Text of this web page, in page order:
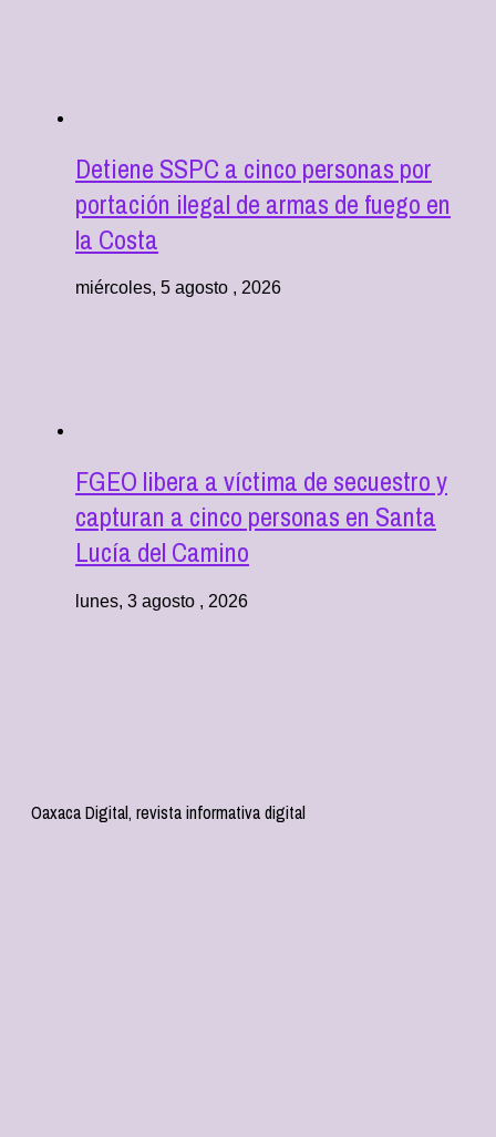
Detiene SSPC a cinco personas por
portación ilegal de armas de fuego en
la Costa
miércoles, 5 agosto , 2026
FGEO libera a víctima de secuestro y
capturan a cinco personas en Santa
Lucía del Camino
lunes, 3 agosto , 2026
Oaxaca Digital, revista informativa digital